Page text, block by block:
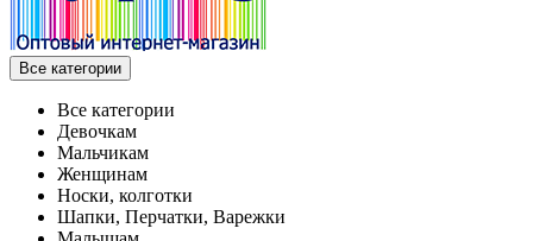
Все категории
Все категории
Девочкам
Мальчикам
Женщинам
Носки, колготки
Шапки, Перчатки, Варежки